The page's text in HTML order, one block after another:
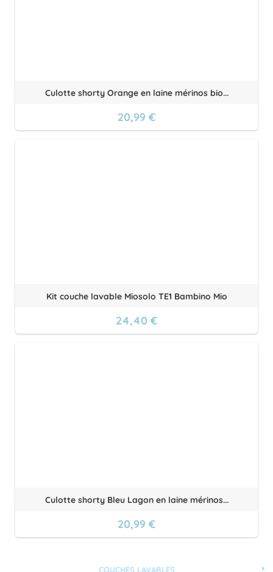
COUCHES LAVABLES
Culotte shorty Orange en laine mérinos bio...
20,99 €
Kit couche lavable Miosolo TE1 Bambino Mio
24,40 €
Culotte shorty Bleu Lagon en laine mérinos...
20,99 €